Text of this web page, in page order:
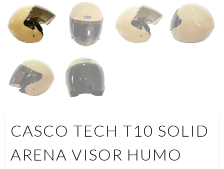
CASCO TECH T10 SOLID
ARENA VISOR HUMO